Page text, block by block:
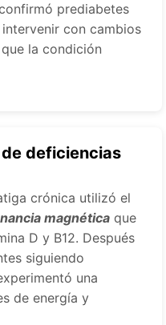
prediabetes
con cambios
la condición
deficiencias
crónica utilizó el
magnética que
D y B12. Después
siguiendo
una
de energía y